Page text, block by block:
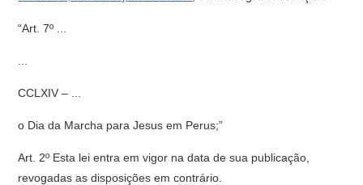
“Art. 7º ...
CCLXIV – ...
o Dia da Marcha para Jesus em Perus;”
Art. 2º Esta lei entra em vigor na data de sua publicação,
revogadas as disposições em contrário.